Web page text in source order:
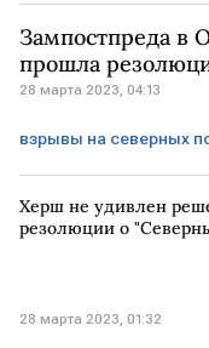
Газ Совбез ООН
ЧП на Северных
Зампостпреда в
прошла
28 марта 2023, 04:13
взрывы на северных
Газ Совбез ООН
Херш не удивлен
резолюции о
28 марта 2023, 01:32